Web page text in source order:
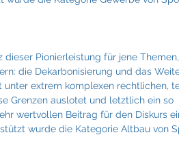
Pionierleistung für jene
die Dekarbonisierung und das
unter extrem komplexen rechtlichen,
Grenzen auslotet und letztlich ein so
wertvollen Beitrag für den Diskurs
wurde die Kategorie Altbau von